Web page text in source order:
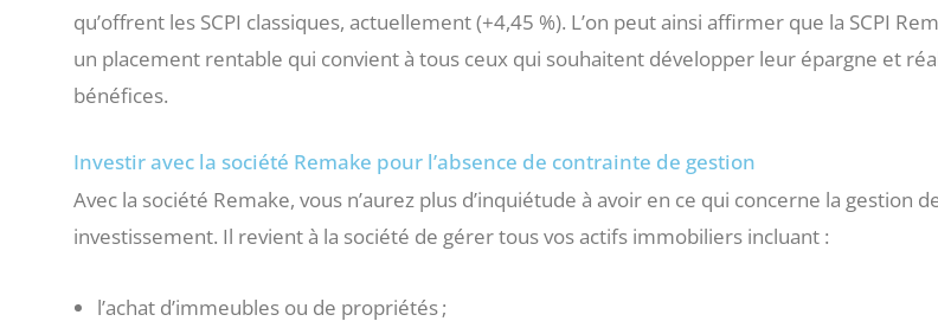
qu’offrent les SCPI classiques, actuellement (+4,45 %). L’on peut ainsi affirmer que la SCPI
un placement rentable qui convient à tous ceux qui souhaitent développer leur épargne et
bénéfices.
Investir avec la société Remake pour l’absence de contrainte de gestion
Avec la société Remake, vous n’aurez plus d’inquiétude à avoir en ce qui concerne la gestion
investissement. Il revient à la société de gérer tous vos actifs immobiliers incluant :
l’achat d’immeubles ou de propriétés ;